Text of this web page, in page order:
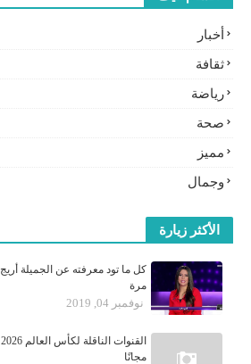
أخبار
ثقافة
رياضة
صحة
مميز
وجمال
الأكثر زيارة
كل ما تود معرفته عن الجميلة
مرة
نوفمبر 04, 2019
مجانًا